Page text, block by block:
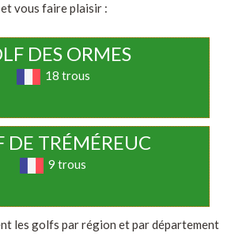
vous faire plaisir :
DES ORMES
18 trous
DE TRÉMÉREUC
9 trous
les golfs par région et par département